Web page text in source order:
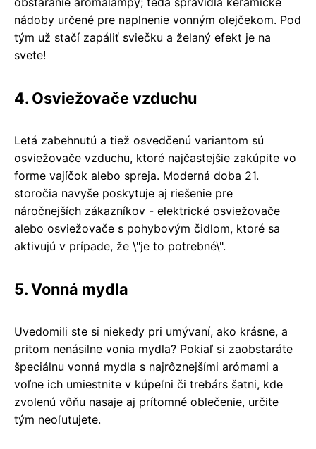
nádoby určené pre naplnenie vonným olejčekom. Pod
tým už stačí zapáliť sviečku a želaný efekt je na
svete!
4. Osviežovače vzduchu
Letá zabehnutú a tiež osvedčenú variantom sú
osviežovače vzduchu, ktoré najčastejšie zakúpite vo
forme vajíčok alebo spreja. Moderná doba 21.
storočia navyše poskytuje aj riešenie pre
náročnejších zákazníkov - elektrické osviežovače
alebo osviežovače s pohybovým čidlom, ktoré sa
aktivujú v prípade, že \"je to potrebné\".
5. Vonná mydla
Uvedomili ste si niekedy pri umývaní, ako krásne, a
pritom nenásilne vonia mydla? Pokiaľ si zaobstaráte
špeciálnu vonná mydla s najrôznejšími arómami a
voľne ich umiestnite v kúpeľni či trebárs šatni, kde
zvolenú vôňu nasaje aj prítomné oblečenie, určite
tým neoľutujete.